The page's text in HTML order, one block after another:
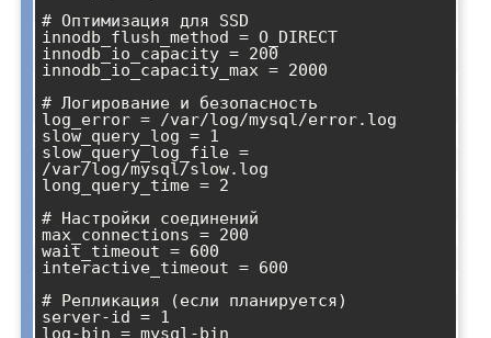
# Оптимизация для SSD
innodb_flush_method = O_DIRECT
innodb_io_capacity = 200
innodb_io_capacity_max = 2000
# Логирование и безопасность
log_error = /var/log/mysql/error.log
slow_query_log = 1
slow_query_log_file =
/var/log/mysql/slow.log
long_query_time = 2
# Настройки соединений
max_connections = 200
wait_timeout = 600
interactive_timeout = 600
# Репликация (если планируется)
server-id = 1